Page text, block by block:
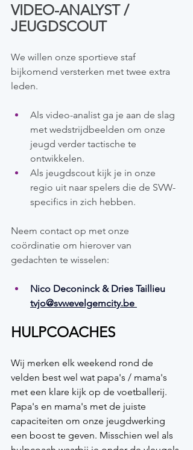
VIDEO-ANALYST /
JEUGDSCOUT
We willen onze sportieve staf
bijkomend versterken met twee extra
leden.
Als video-analist ga je aan de slag
met wedstrijdbeelden om onze
jeugd verder tactische te
ontwikkelen.
Als jeugdscout kijk je in onze
regio uit naar spelers die de SVW-
specifics in zich hebben.
Neem contact op met onze
coördinatie om hierover van
gedachten te wisselen:
Nico Deconinck & Dries Taillieu
tvjo@svwevelgemcity.be
HULPCOACHES
Wij merken elk weekend rond de
velden best wel wat papa's / mama's
met een klare kijk op de voetballerij.
Papa's en mama's met de juiste
capaciteiten om onze jeugdwerking
een boost te geven. Misschien wel als